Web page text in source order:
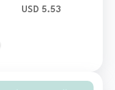
USD 5.53